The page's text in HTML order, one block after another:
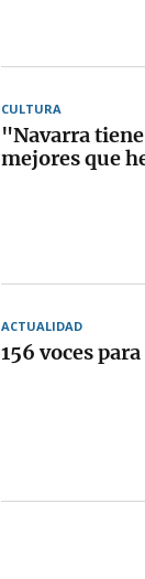
CULTURA
"Navarra
mejores que
ACTUALIDAD
156 voces